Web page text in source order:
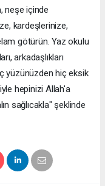
neşe içinde
kardeşlerinize,
götürün. Yaz okulu
arkadaşlıkları
yüzünüzden hiç eksik
hepinizi Allah'a
sağlıcakla" şeklinde